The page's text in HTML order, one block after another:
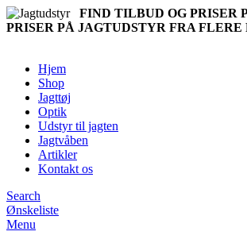
FIND TILBUD OG PRISER
PRISER PÅ JAGTUDSTYR FRA
Hjem
Shop
Jagttøj
Optik
Udstyr til jagten
Jagtvåben
Artikler
Kontakt os
Search
Ønskeliste
Menu